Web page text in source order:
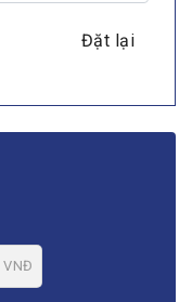
Đặt lại
VNĐ